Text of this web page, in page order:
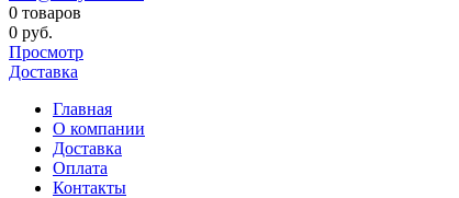
0 товаров
0 руб.
Просмотр
Доставка
Главная
О компании
Доставка
Оплата
Контакты